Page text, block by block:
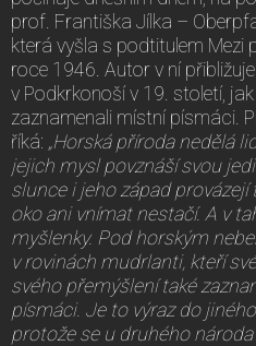
prof. Františka Jílka –
která vyšla s podtitulem Mezi
roce 1946. Autor v ní
v Podkrkonoší v 19. století,
zaznamenali místní písmáci.
říká: „Horská příroda nedělá
jejich mysl povznáší svou
slunce i jeho západ provázejí
oko ani vnímat nestačí. A v
myšlenky. Pod horským
v rovinách mudrlanti, kteří
svého přemýšlení také
písmáci. Je to výraz do
protože se u druhého